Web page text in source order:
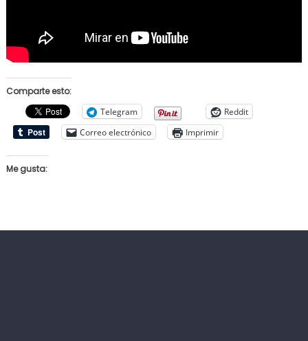
Comparte esto:
Telegram
Reddit
Correo electrónico
Imprimir
Me gusta: